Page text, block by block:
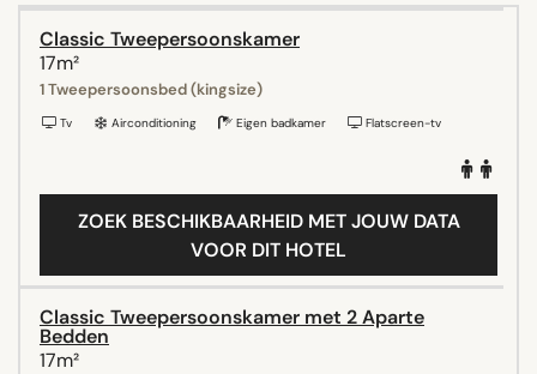
Classic Tweepersoonskamer
17m²
1 Tweepersoonsbed (kingsize)
Tv Airconditioning Eigen badkamer Flatscreen-tv
ZOEK BESCHIKBAARHEID MET JOUW DATA
VOOR DIT HOTEL
Classic Tweepersoonskamer met 2 Aparte
Bedden
17m²